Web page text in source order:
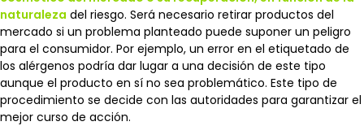
naturaleza del riesgo. Será necesario retirar productos del
mercado si un problema planteado puede suponer un peligro
para el consumidor. Por ejemplo, un error en el etiquetado de
los alérgenos podría dar lugar a una decisión de este tipo
aunque el producto en sí no sea problemático. Este tipo de
procedimiento se decide con las autoridades para garantizar el
mejor curso de acción.